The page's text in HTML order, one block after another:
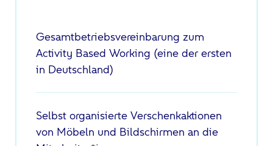
Gesamtbetriebsvereinbarung zum
Activity Based Working (eine der ersten
in Deutschland)
Selbst organisierte Verschenkaktionen
von Möbeln und Bildschirmen an die